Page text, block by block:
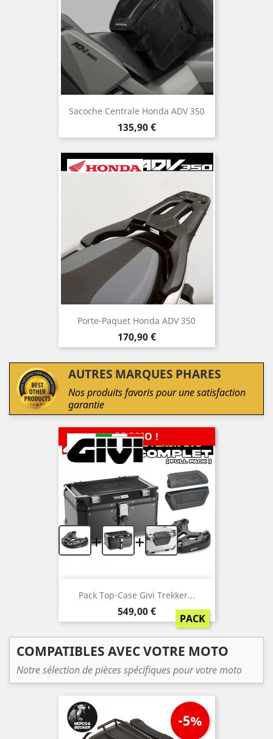
Sacoche Centrale Honda ADV 350
Prix
135,90 €
Porte-Paquet Honda ADV 350
Prix
170,90 €
AUTRES MARQUES PHARES
Nos produits favoris pour une satisfaction
garantie
+ +
Pack Top-Case Givi Trekker...
Prix
549,00 €
PROMO !
PACK
COMPATIBLES AVEC VOTRE MOTO
Notre sélection de pièces spécifiques pour votre moto
-5%